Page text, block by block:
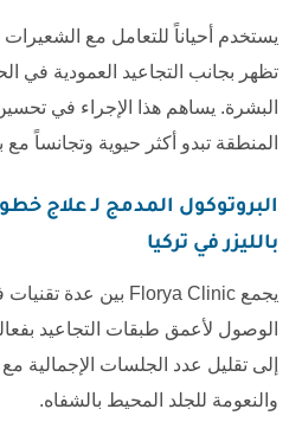
يستخدم أحياناً للتعامل مع الشعيرات
تظهر بجانب التجاعيد العمودية في
البشرة. يساهم هذا الإجراء في
المنطقة تبدو أكثر حيوية وتجانساً مع
البروتوكول المدمج لـعلاج
بالليزر في تركيا
يجمع Florya Clinic بين عدة
الوصول لأعمق طبقات التجاعيد
إلى تقليل عدد الجلسات
والنعومة للجلد المحيط بالشفاه.